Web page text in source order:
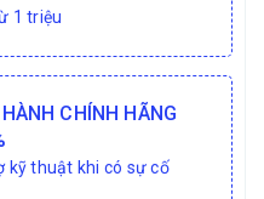
1 triệu
CHÍNH HÃNG
kỹ thuật khi có sự cố